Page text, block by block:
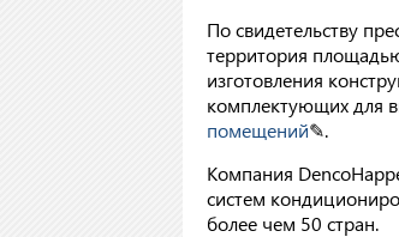
По свидетельству
территория
изготовления
комплектующих для
помещений✎.
Компания
систем
более чем 50 стран.